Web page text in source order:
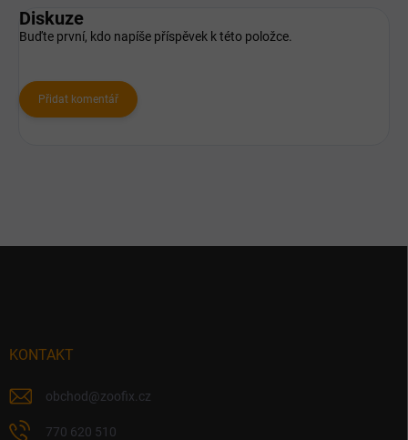
Diskuze
Buďte první, kdo napíše příspěvek k této položce.
Přidat komentář
KONTAKT
obchod @zoofix.cz
770 620 510